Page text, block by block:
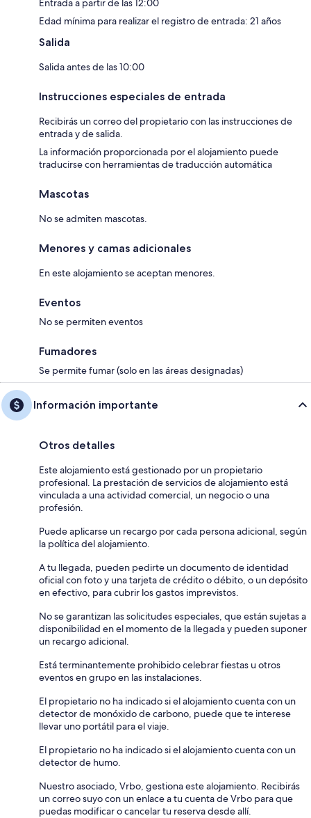
Entrada a partir de las 12:00
Edad mínima para realizar el registro de entrada: 21 años
Salida
Salida antes de las 10:00
Instrucciones especiales de entrada
Recibirás un correo del propietario con las instrucciones de
entrada y de salida.
La información proporcionada por el alojamiento puede
traducirse con herramientas de traducción automática
Mascotas
No se admiten mascotas.
Menores y camas adicionales
En este alojamiento se aceptan menores.
Eventos
No se permiten eventos
Fumadores
Se permite fumar (solo en las áreas designadas)
Información importante
Otros detalles
Este alojamiento está gestionado por un propietario
profesional. La prestación de servicios de alojamiento está
vinculada a una actividad comercial, un negocio o una
profesión.
Puede aplicarse un recargo por cada persona adicional, según
la política del alojamiento.
A tu llegada, pueden pedirte un documento de identidad
oficial con foto y una tarjeta de crédito o débito, o un depósito
en efectivo, para cubrir los gastos imprevistos.
No se garantizan las solicitudes especiales, que están sujetas a
disponibilidad en el momento de la llegada y pueden suponer
un recargo adicional.
Está terminantemente prohibido celebrar fiestas u otros
eventos en grupo en las instalaciones.
El propietario no ha indicado si el alojamiento cuenta con un
detector de monóxido de carbono, puede que te interese
llevar uno portátil para el viaje.
El propietario no ha indicado si el alojamiento cuenta con un
detector de humo.
Nuestro asociado, Vrbo, gestiona este alojamiento. Recibirás
un correo suyo con un enlace a tu cuenta de Vrbo para que
puedas modificar o cancelar tu reserva desde allí.